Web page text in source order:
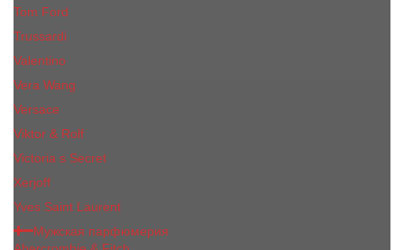
Tom Ford
Trussardi
Valentino
Vera Wang
Versace
Viktor & Rolf
Victoria s Secret
Xerjoff
Yves Saint Laurent
Мужская парфюмерия